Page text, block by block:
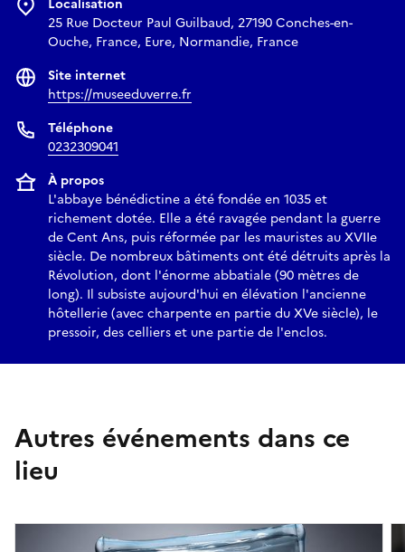
25 Rue Docteur Paul Guilbaud, 27190 Conches-en-
Ouche, France, Eure, Normandie, France
Site internet
https://museeduverre.fr
Téléphone
0232309041
À propos
L'abbaye bénédictine a été fondée en 1035 et
richement dotée. Elle a été ravagée pendant la guerre
de Cent Ans, puis réformée par les mauristes au XVIIe
siècle. De nombreux bâtiments ont été détruits après la
Révolution, dont l'énorme abbatiale (90 mètres de
long). Il subsiste aujourd'hui en élévation l'ancienne
hôtellerie (avec charpente en partie du XVe siècle), le
pressoir, des celliers et une partie de l'enclos.
Autres événements dans ce
lieu